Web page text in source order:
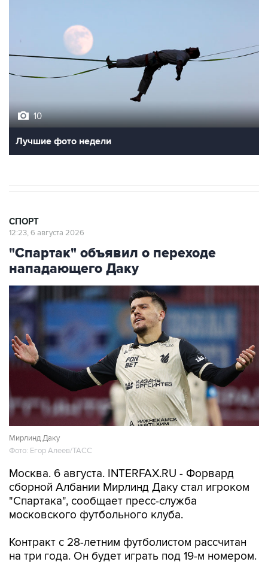
10
Лучшие фото недели
СПОРТ
12:23, 6 августа 2026
"Спартак" объявил о переходе
нападающего Даку
Мирлинд Даку
Фото: Егор Алеев/ТАСС
Москва. 6 августа. INTERFAX.RU - Форвард
сборной Албании Мирлинд Даку стал игроком
"Спартака", сообщает пресс-служба
московского футбольного клуба.
Контракт с 28-летним футболистом рассчитан
на три года. Он будет играть под 19-м номером.